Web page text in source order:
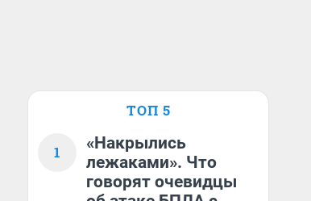
ТОП 5
1
«Накрылись
лежаками». Что
говорят очевидцы